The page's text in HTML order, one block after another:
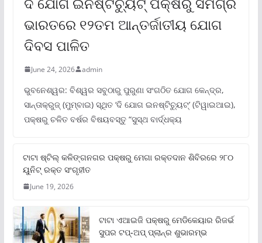
ଭାରତରେ ୧୨ତମ ଆନ୍ତର୍ଜାତୀୟ ଯୋଗ
ଦିବସ ପାଳିତ
June 24, 2026 admin
ଭୁବନେଶ୍ୱର: ବିଶ୍ୱର ସବୁଠାରୁ ପୁରୁଣା ସଂଗଠିତ ଯୋଗ କେନ୍ଦ୍ର,
ସାନ୍ତାକ୍ରୁଜ୍ (ମୁମ୍ବାଇ) ସ୍ଥିତ ‘ଦି ଯୋଗ ଇନଷ୍ଟିଚ୍ୟୁଟ୍‌’ (ଟିୱାଇଆଇ),
ପକ୍ଷରୁ ଚଳିତ ବର୍ଷର ବିଷୟବସ୍ତୁ “ସୁସ୍ଥ ବାର୍ଦ୍ଧକ୍ୟ
ଟାଟା ଷ୍ଟିଲ୍‌ କଳିଙ୍ଗନଗର ପକ୍ଷରୁ ମେଗା ରକ୍ତଦାନ ଶିବିରରେ ୨୮୦
ୟୁନିଟ୍‌ ରକ୍ତ ସଂଗୃହୀତ
June 19, 2026
ଟାଟା ଏଆଇଜି ପକ୍ଷରୁ ମେଡିକେୟାର ରିଜର୍ଭ
ସୁପର ଟପ୍‌-ଅପ୍ ପ୍ଲାନ୍‌ର ଶୁଭାରମ୍ଭ